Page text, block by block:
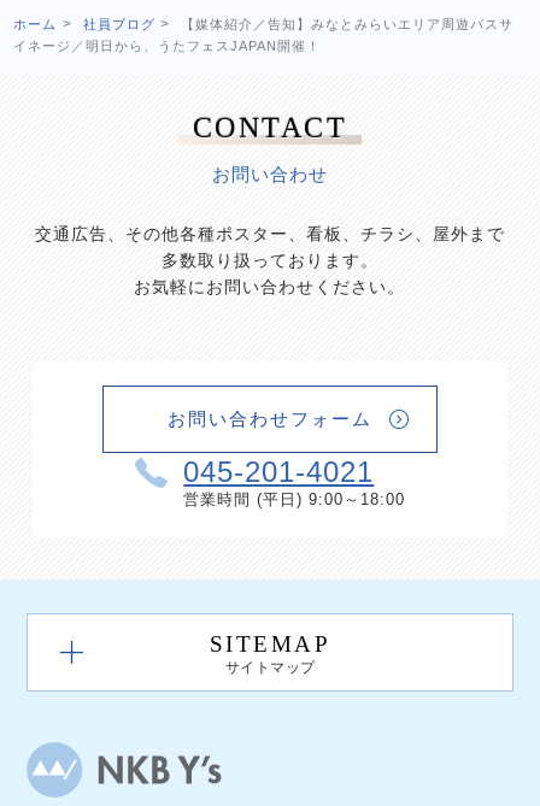
ホーム 社員ブログ
【媒体紹介／告知】みなとみらいエリア周遊バスサ
イネージ／明日から、うたフェスJAPAN開催！
CONTACT
お問い合わせ
交通広告、その他各種ポスター、看板、チラシ、屋外まで
多数取り扱っております。
お気軽にお問い合わせください。
お問い合わせフォーム
045-201-4021
営業時間 (平日) 9:00～18:00
SITEMAP
サイトマップ